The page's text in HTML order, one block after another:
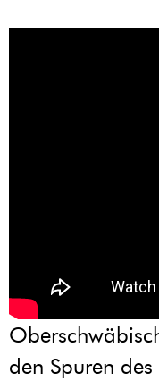
den Spuren